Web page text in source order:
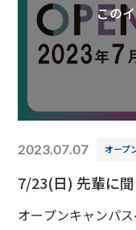
この
2023.07.07 オープ
7/23(日) 先輩に
ス
オープンキャンパ